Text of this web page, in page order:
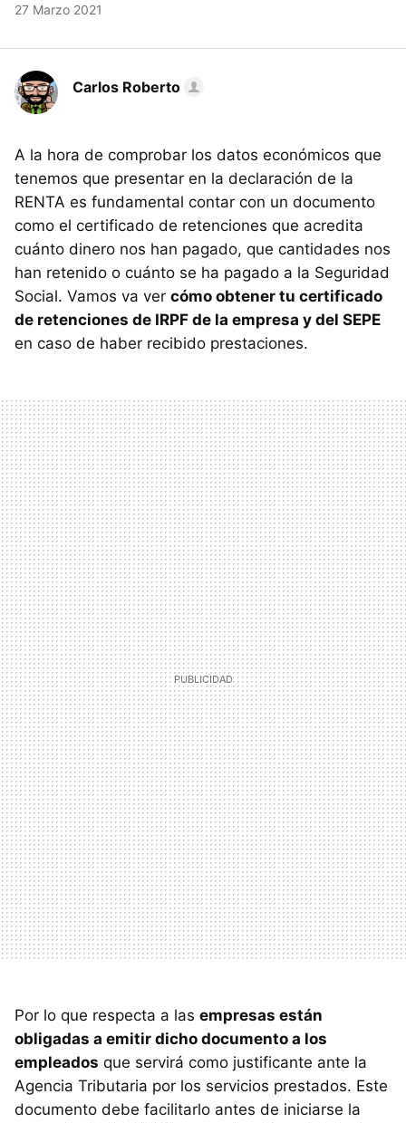
27 Marzo 2021
Carlos Roberto
A la hora de comprobar los datos económicos que
tenemos que presentar en la declaración de la
RENTA es fundamental contar con un documento
como el certificado de retenciones que acredita
cuánto dinero nos han pagado, que cantidades nos
han retenido o cuánto se ha pagado a la Seguridad
Social. Vamos va ver cómo obtener tu certificado
de retenciones de IRPF de la empresa y del SEPE
en caso de haber recibido prestaciones.
Por lo que respecta a las empresas están
obligadas a emitir dicho documento a los
empleados que servirá como justificante ante la
Agencia Tributaria por los servicios prestados. Este
documento debe facilitarlo antes de iniciarse la